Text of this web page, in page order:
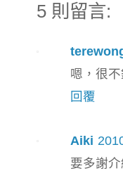
5 則留言:
嗯，很
回覆
Aiki
要多謝